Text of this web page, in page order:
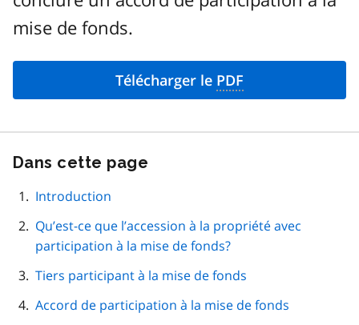
mise de fonds.
Télécharger le PDF
Dans cette page
page
Introduction
Qu’est-ce que l’accession à la propriété avec
participation à la mise de fonds?
Tiers participant à la mise de fonds
Accord de participation à la mise de fonds